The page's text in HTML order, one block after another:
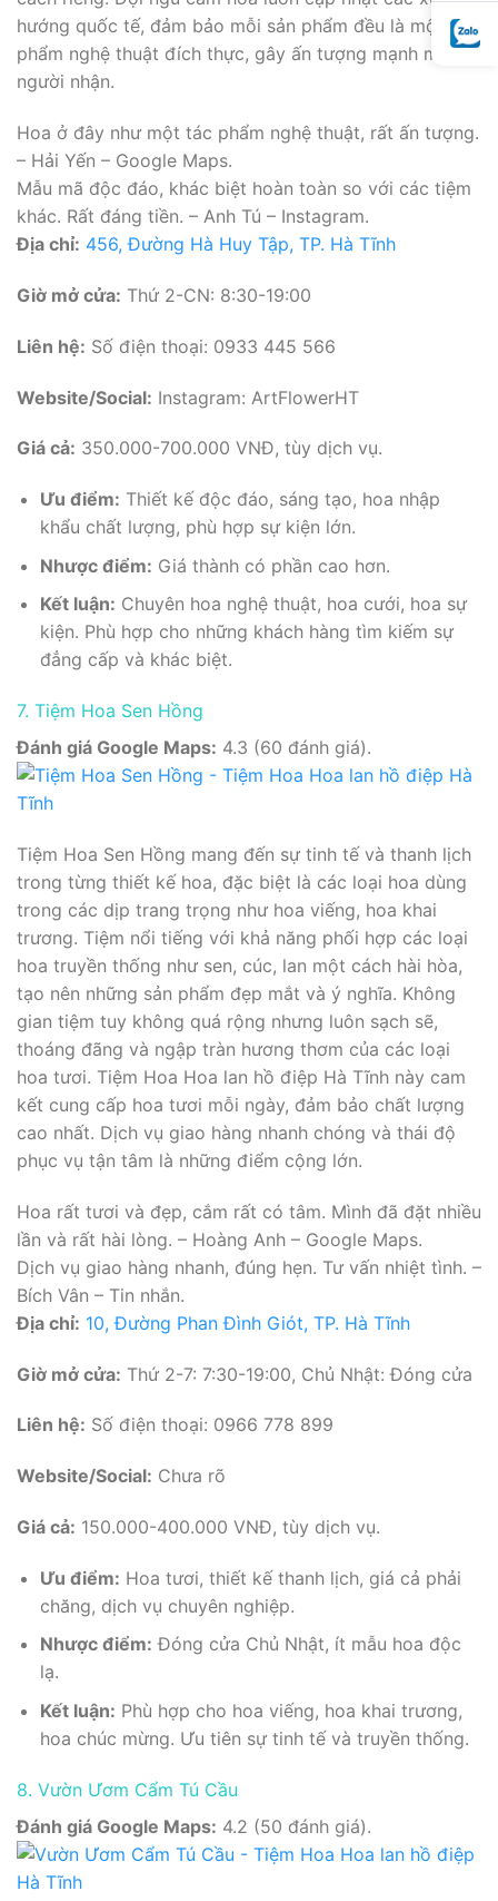
hướng quốc tế, đảm bảo mỗi sản phẩm đều là một tác
phẩm nghệ thuật đích thực, gây ấn tượng mạnh mẽ với
người nhận.
Hoa ở đây như một tác phẩm nghệ thuật, rất ấn tượng.
– Hải Yến – Google Maps.
Mẫu mã độc đáo, khác biệt hoàn toàn so với các tiệm
khác. Rất đáng tiền. – Anh Tú – Instagram.
Địa chỉ: 456, Đường Hà Huy Tập, TP. Hà Tĩnh
Giờ mở cửa: Thứ 2-CN: 8:30-19:00
Liên hệ: Số điện thoại: 0933 445 566
Website/Social: Instagram: ArtFlowerHT
Giá cả: 350.000-700.000 VNĐ, tùy dịch vụ.
Ưu điểm: Thiết kế độc đáo, sáng tạo, hoa nhập
khẩu chất lượng, phù hợp sự kiện lớn.
Nhược điểm: Giá thành có phần cao hơn.
Kết luận: Chuyên hoa nghệ thuật, hoa cưới, hoa sự
kiện. Phù hợp cho những khách hàng tìm kiếm sự
đẳng cấp và khác biệt.
7. Tiệm Hoa Sen Hồng
Đánh giá Google Maps: 4.3 (60 đánh giá).
Tiệm Hoa Sen Hồng mang đến sự tinh tế và thanh lịch
trong từng thiết kế hoa, đặc biệt là các loại hoa dùng
trong các dịp trang trọng như hoa viếng, hoa khai
trương. Tiệm nổi tiếng với khả năng phối hợp các loại
hoa truyền thống như sen, cúc, lan một cách hài hòa,
tạo nên những sản phẩm đẹp mắt và ý nghĩa. Không
gian tiệm tuy không quá rộng nhưng luôn sạch sẽ,
thoáng đãng và ngập tràn hương thơm của các loại
hoa tươi. Tiệm Hoa Hoa lan hồ điệp Hà Tĩnh này cam
kết cung cấp hoa tươi mỗi ngày, đảm bảo chất lượng
cao nhất. Dịch vụ giao hàng nhanh chóng và thái độ
phục vụ tận tâm là những điểm cộng lớn.
Hoa rất tươi và đẹp, cắm rất có tâm. Mình đã đặt nhiều
lần và rất hài lòng. – Hoàng Anh – Google Maps.
Dịch vụ giao hàng nhanh, đúng hẹn. Tư vấn nhiệt tình. –
Bích Vân – Tin nhắn.
Địa chỉ: 10, Đường Phan Đình Giót, TP. Hà Tĩnh
Giờ mở cửa: Thứ 2-7: 7:30-19:00, Chủ Nhật: Đóng cửa
Liên hệ: Số điện thoại: 0966 778 899
Website/Social: Chưa rõ
Giá cả: 150.000-400.000 VNĐ, tùy dịch vụ.
Ưu điểm: Hoa tươi, thiết kế thanh lịch, giá cả phải
chăng, dịch vụ chuyên nghiệp.
Nhược điểm: Đóng cửa Chủ Nhật, ít mẫu hoa độc
lạ.
Kết luận: Phù hợp cho hoa viếng, hoa khai trương,
hoa chúc mừng. Ưu tiên sự tinh tế và truyền thống.
8. Vườn Ươm Cẩm Tú Cầu
Đánh giá Google Maps: 4.2 (50 đánh giá).